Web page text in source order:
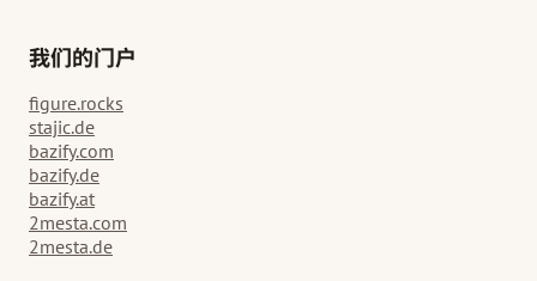
我们的门户
figure.rocks
stajic.de
bazify.com
bazify.de
bazify.at
2mesta.com
2mesta.de